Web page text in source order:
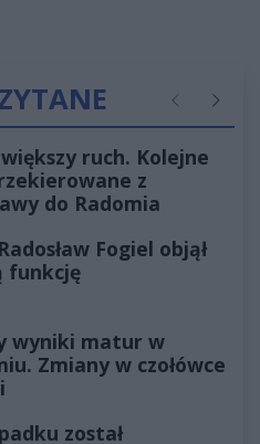
Poprzednie
ruch. Kolejne
z
do Radomia
Fogiel objął
funkcję
wyniki matur w
Zmiany w czołówce
został